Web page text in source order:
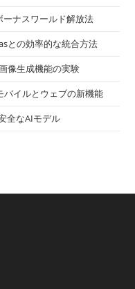
ナスワールド解放法
との効率的な統合方法
像生成機能の実験
バイルとウェブの新機能
全なAIモデル